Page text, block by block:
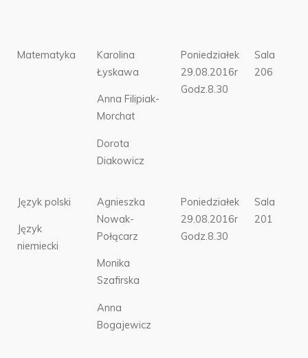
Matematyka
Karolina
Łyskawa
Anna Filipiak-
Morchat
Dorota
Diakowicz
Poniedziałek
29.08.2016r
Godz.8.30
Sala
206
Język polski
Język
niemiecki
Agnieszka
Nowak-
Połącarz
Monika
Szafirska
Anna
Bogajewicz
Poniedziałek
29.08.2016r
Godz.8.30
Sala
201